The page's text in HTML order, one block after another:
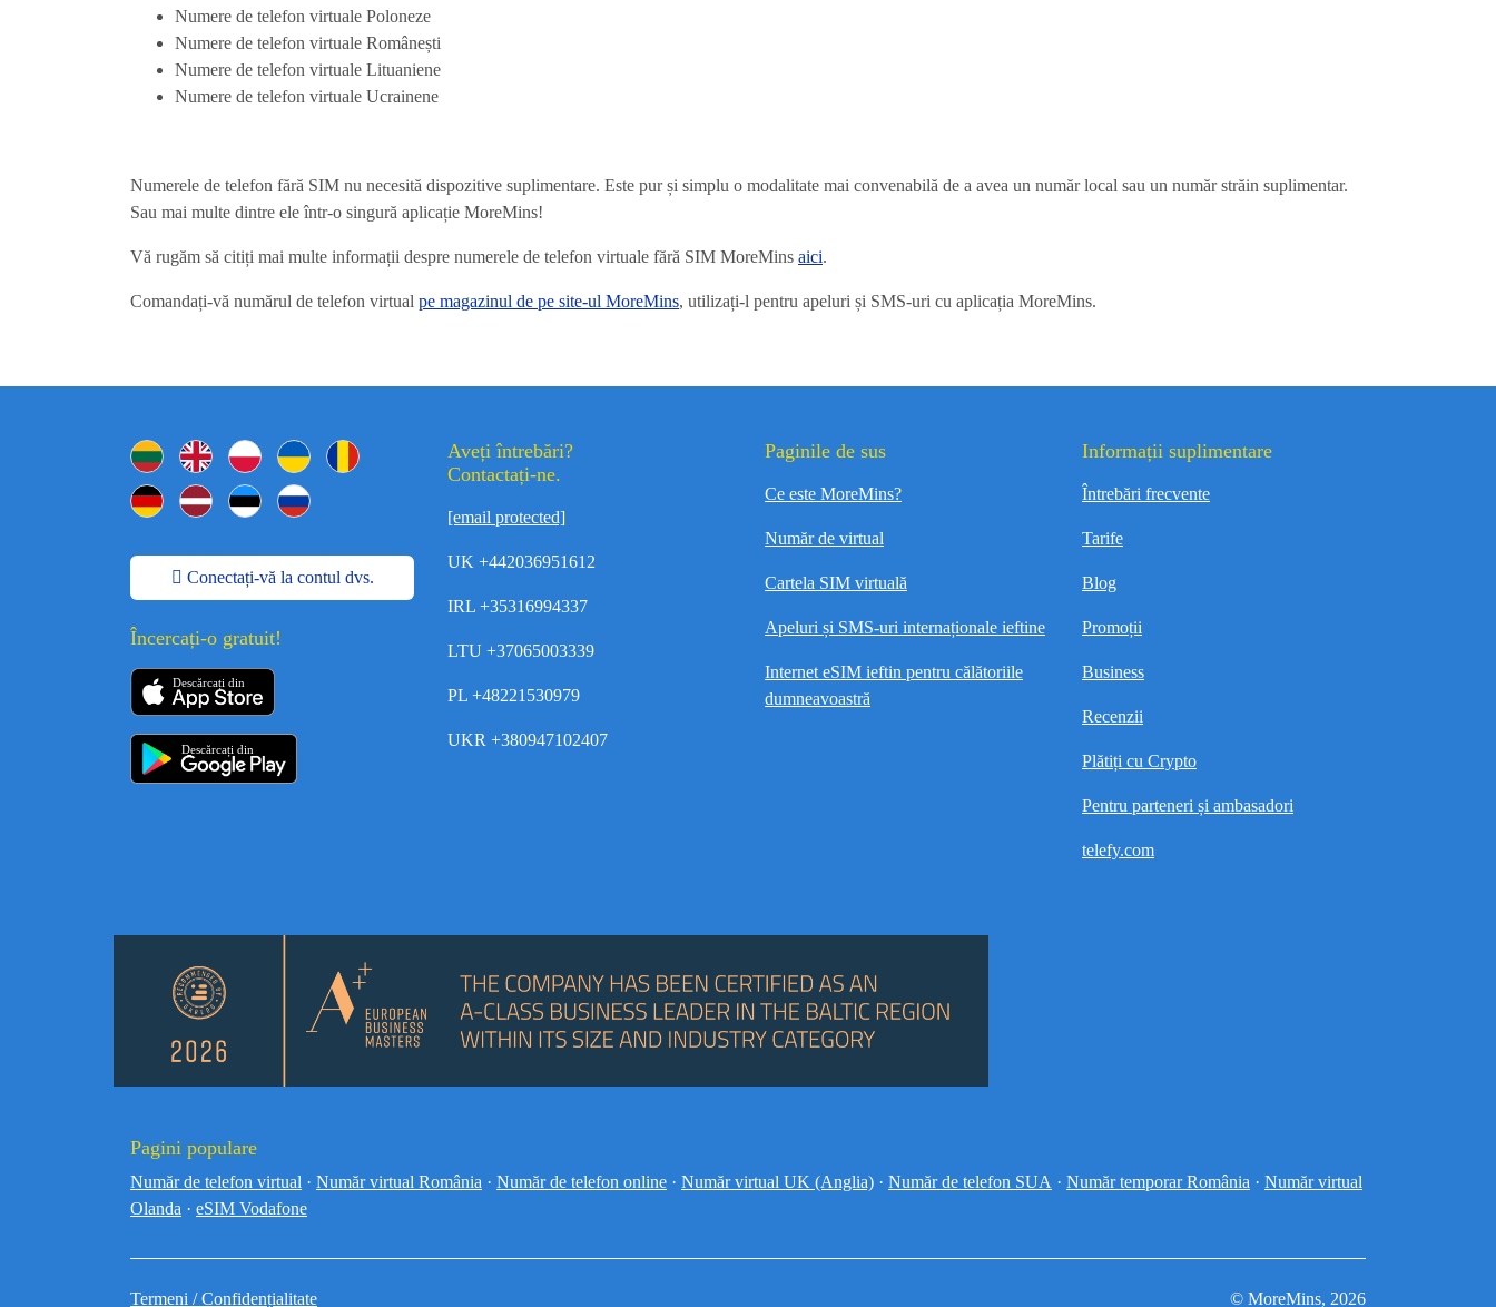
Numere de telefon virtuale Poloneze
Numere de telefon virtuale Românești
Numere de telefon virtuale Lituaniene
Numere de telefon virtuale Ucrainene
Numerele de telefon fără SIM nu necesită dispozitive suplimentare. Este pur și simplu o modalitate mai convenabilă de a avea un număr local sau un număr străin suplimentar.
Sau mai multe dintre ele într-o singură aplicație MoreMins!
Vă rugăm să citiți mai multe informații despre numerele de telefon virtuale fără SIM MoreMins aici.
Comandați-vă numărul de telefon virtual pe magazinul de pe site-ul MoreMins, utilizați-l pentru apeluri și SMS-uri cu aplicația MoreMins.
Conectați-vă la contul dvs.
Încercați-o gratuit!
Descărcați din
Descărcați din
Aveți întrebări?
Contactați-ne.
[email protected]
UK +442036951612
IRL +35316994337
LTU +37065003339
PL +48221530979
UKR +380947102407
Paginile de sus
Ce este MoreMins?
Număr de virtual
Cartela SIM virtuală
Apeluri și SMS-uri internaționale ieftine
Internet eSIM ieftin pentru călătoriile
dumneavoastră
Informații suplimentare
Întrebări frecvente
Tarife
Blog
Promoții
Business
Recenzii
Plătiți cu Crypto
Pentru parteneri și ambasadori
telefy.com
Pagini populare
Număr de telefon virtual · Număr virtual România · Număr de telefon online · Număr virtual UK (Anglia) · Număr de telefon SUA · Număr temporar România · Număr virtual
Olanda · eSIM Vodafone
Termeni / Confidențialitate © MoreMins, 2026